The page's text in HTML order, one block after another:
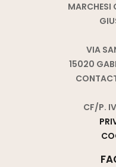
MARCHESI
VIA
15020
CF/P.